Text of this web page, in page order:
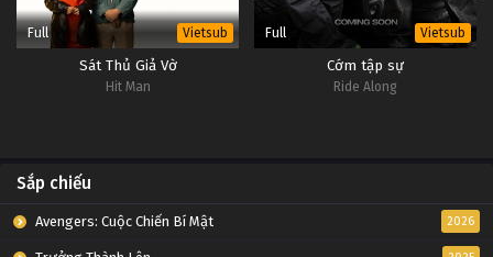
Full Vietsub
Sát Thủ Giả Vờ
Hit Man
Full Vietsub
Cớm tập sự
Ride Along
Sắp chiếu
Avengers: Cuộc Chiến Bí Mật 2026